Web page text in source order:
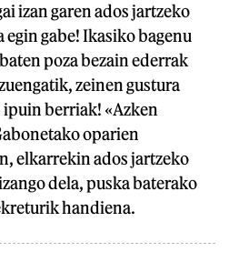
izan garen ados jartzeko
gabe! Ikasiko bagenu
poza bezain ederrak
zeinen gustura
berriak! «Azken
oparien
elkarrekin ados jartzeko
dela, puska baterako
handiena.